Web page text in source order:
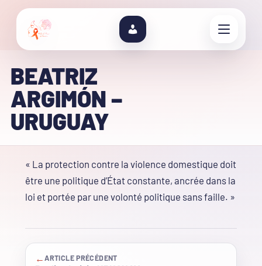
BEATRIZ
ARGIMÓN –
URUGUAY
« La protection contre la violence domestique doit
être une politique d’État constante, ancrée dans la
loi et portée par une volonté politique sans faille. »
←ARTICLE PRÉCÉDENT